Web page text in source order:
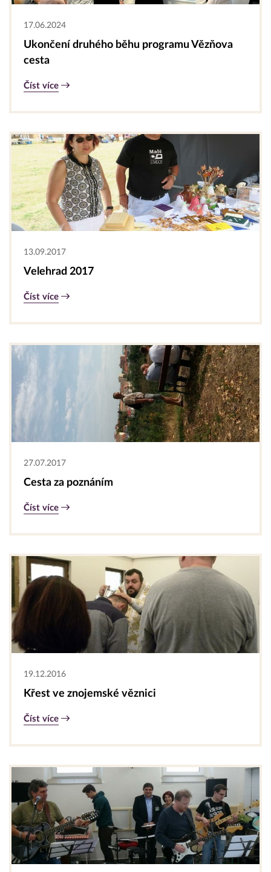
17.06.2024
Ukončení druhého běhu programu Vězňova
cesta
Číst více
13.09.2017
Velehrad 2017
Číst více
27.07.2017
Cesta za poznáním
Číst více
19.12.2016
Křest ve znojemské věznici
Číst více